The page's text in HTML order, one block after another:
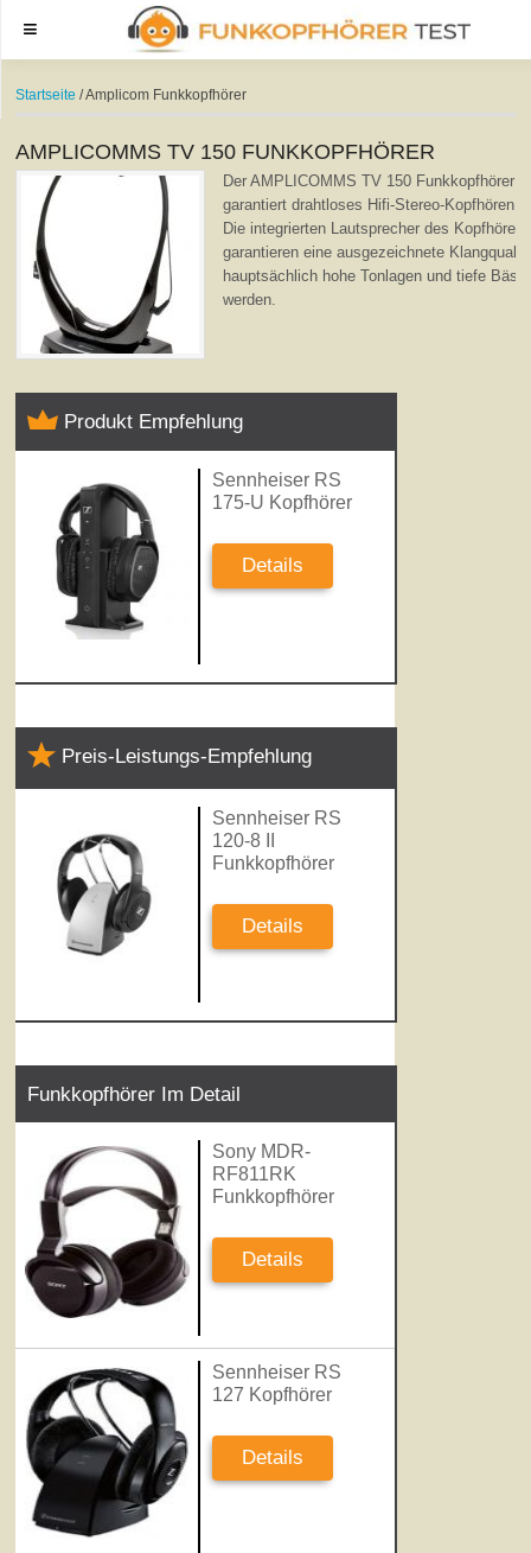
Startseite / Amplicom Funkkopfhörer
AMPLICOMMS TV 150 FUNKKOPFHÖRER
Der AMPLICOMMS TV 150 Funkkopfhörer
garantiert drahtloses Hifi-Stereo-Kopfhören
Die integrierten Lautsprecher des
garantieren eine ausgezeichnete
hauptsächlich hohe Tonlagen und tiefe
werden.
Produkt Empfehlung
Sennheiser RS
175-U Kopfhörer
Details
Preis-Leistungs-Empfehlung
Sennheiser RS
120-8 II
Funkkopfhörer
Details
Funkkopfhörer Im Detail
Sony MDR-
RF811RK
Funkkopfhörer
Details
Sennheiser RS
127 Kopfhörer
Details